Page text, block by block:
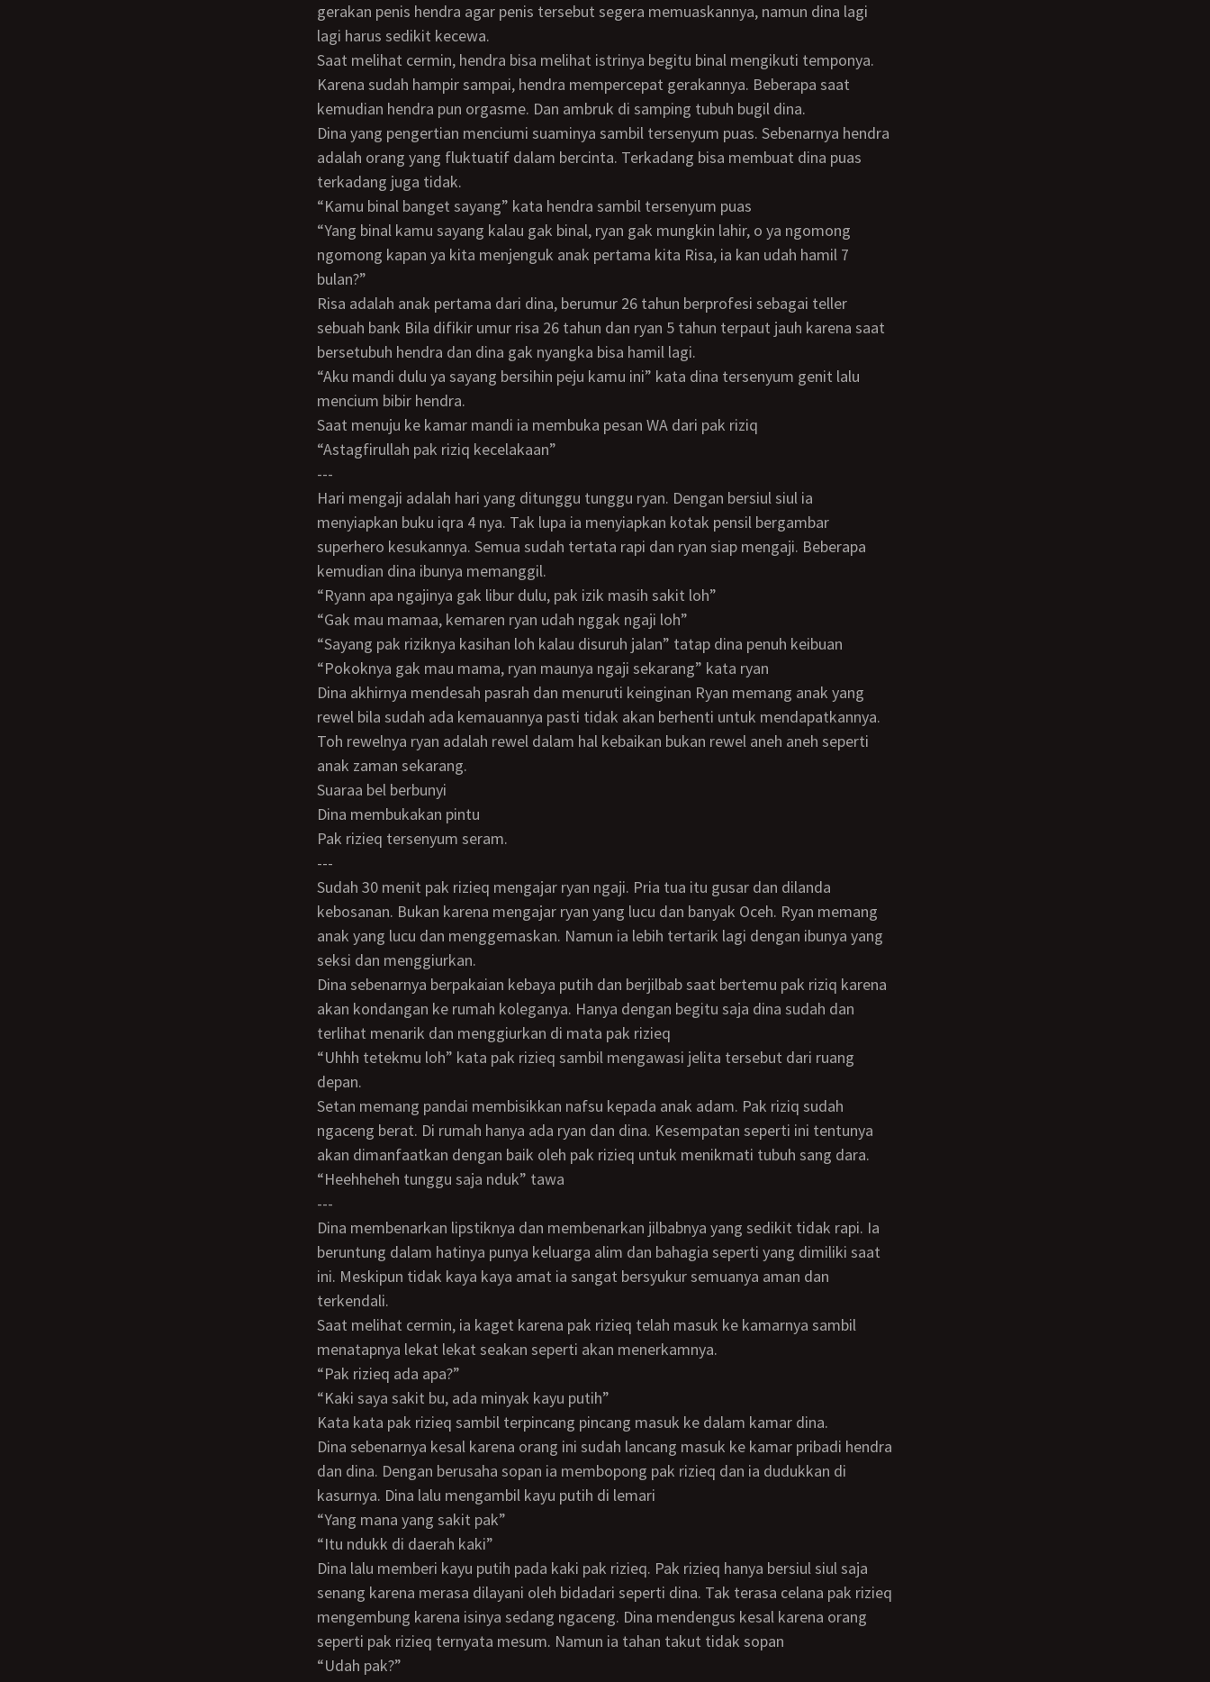
gerakan penis hendra agar penis tersebut segera memuaskannya, namun dina lagi
lagi harus sedikit kecewa.
Saat melihat cermin, hendra bisa melihat istrinya begitu binal mengikuti temponya.
Karena sudah hampir sampai, hendra mempercepat gerakannya. Beberapa saat
kemudian hendra pun orgasme. Dan ambruk di samping tubuh bugil dina.
Dina yang pengertian menciumi suaminya sambil tersenyum puas. Sebenarnya hendra
adalah orang yang fluktuatif dalam bercinta. Terkadang bisa membuat dina puas
terkadang juga tidak.
“Kamu binal banget sayang” kata hendra sambil tersenyum puas
“Yang binal kamu sayang kalau gak binal, ryan gak mungkin lahir, o ya ngomong
ngomong kapan ya kita menjenguk anak pertama kita Risa, ia kan udah hamil 7
bulan?”
Risa adalah anak pertama dari dina, berumur 26 tahun berprofesi sebagai teller
sebuah bank Bila difikir umur risa 26 tahun dan ryan 5 tahun terpaut jauh karena saat
bersetubuh hendra dan dina gak nyangka bisa hamil lagi.
“Aku mandi dulu ya sayang bersihin peju kamu ini” kata dina tersenyum genit lalu
mencium bibir hendra.
Saat menuju ke kamar mandi ia membuka pesan WA dari pak riziq
“Astagfirullah pak riziq kecelakaan”
---
Hari mengaji adalah hari yang ditunggu tunggu ryan. Dengan bersiul siul ia
menyiapkan buku iqra 4 nya. Tak lupa ia menyiapkan kotak pensil bergambar
superhero kesukannya. Semua sudah tertata rapi dan ryan siap mengaji. Beberapa
kemudian dina ibunya memanggil.
“Ryann apa ngajinya gak libur dulu, pak izik masih sakit loh”
“Gak mau mamaa, kemaren ryan udah nggak ngaji loh”
“Sayang pak riziknya kasihan loh kalau disuruh jalan” tatap dina penuh keibuan
“Pokoknya gak mau mama, ryan maunya ngaji sekarang” kata ryan
Dina akhirnya mendesah pasrah dan menuruti keinginan Ryan memang anak yang
rewel bila sudah ada kemauannya pasti tidak akan berhenti untuk mendapatkannya.
Toh rewelnya ryan adalah rewel dalam hal kebaikan bukan rewel aneh aneh seperti
anak zaman sekarang.
Suaraa bel berbunyi
Dina membukakan pintu
Pak rizieq tersenyum seram.
---
Sudah 30 menit pak rizieq mengajar ryan ngaji. Pria tua itu gusar dan dilanda
kebosanan. Bukan karena mengajar ryan yang lucu dan banyak Oceh. Ryan memang
anak yang lucu dan menggemaskan. Namun ia lebih tertarik lagi dengan ibunya yang
seksi dan menggiurkan.
Dina sebenarnya berpakaian kebaya putih dan berjilbab saat bertemu pak riziq karena
akan kondangan ke rumah koleganya. Hanya dengan begitu saja dina sudah dan
terlihat menarik dan menggiurkan di mata pak rizieq
“Uhhh tetekmu loh” kata pak rizieq sambil mengawasi jelita tersebut dari ruang
depan.
Setan memang pandai membisikkan nafsu kepada anak adam. Pak riziq sudah
ngaceng berat. Di rumah hanya ada ryan dan dina. Kesempatan seperti ini tentunya
akan dimanfaatkan dengan baik oleh pak rizieq untuk menikmati tubuh sang dara.
“Heehheheh tunggu saja nduk” tawa
---
Dina membenarkan lipstiknya dan membenarkan jilbabnya yang sedikit tidak rapi. Ia
beruntung dalam hatinya punya keluarga alim dan bahagia seperti yang dimiliki saat
ini. Meskipun tidak kaya kaya amat ia sangat bersyukur semuanya aman dan
terkendali.
Saat melihat cermin, ia kaget karena pak rizieq telah masuk ke kamarnya sambil
menatapnya lekat lekat seakan seperti akan menerkamnya.
“Pak rizieq ada apa?”
“Kaki saya sakit bu, ada minyak kayu putih”
Kata kata pak rizieq sambil terpincang pincang masuk ke dalam kamar dina.
Dina sebenarnya kesal karena orang ini sudah lancang masuk ke kamar pribadi hendra
dan dina. Dengan berusaha sopan ia membopong pak rizieq dan ia dudukkan di
kasurnya. Dina lalu mengambil kayu putih di lemari
“Yang mana yang sakit pak”
“itu ndukk di daerah kaki”
Dina lalu memberi kayu putih pada kaki pak rizieq. Pak rizieq hanya bersiul siul saja
senang karena merasa dilayani oleh bidadari seperti dina. Tak terasa celana pak rizieq
mengembung karena isinya sedang ngaceng. Dina mendengus kesal karena orang
seperti pak rizieq ternyata mesum. Namun ia tahan takut tidak sopan
“Udah pak?”